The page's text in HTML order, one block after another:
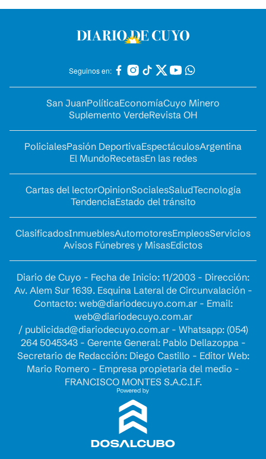
Seguinos en:
San JuanPolíticaEconomíaCuyo Minero
Suplemento VerdeRevista OH
PolicialesPasión DeportivaEspectáculosArgentina
El MundoRecetasEn las redes
Cartas del lectorOpinionSocialesSaludTecnología
TendenciaEstado del tránsito
ClasificadosInmueblesAutomotoresEmpleosServicios
Avisos Fúnebres y MisasEdictos
Diario de Cuyo - Fecha de Inicio: 11/2003 - Dirección:
Av. Alem Sur 1639. Esquina Lateral de Circunvalación -
Contacto: web@diariodecuyo.com.ar- Email:
web@diariodecuyo.com.ar
/ publicidad@diariodecuyo.com.ar- Whatsapp: (054)
264 5045343 - Gerente General: Pablo Dellazoppa -
Secretario de Redacción: Diego Castillo - Editor Web:
Mario Romero - Empresa propietaria del medio -
FRANCISCO MONTES S.A.C.I.F.